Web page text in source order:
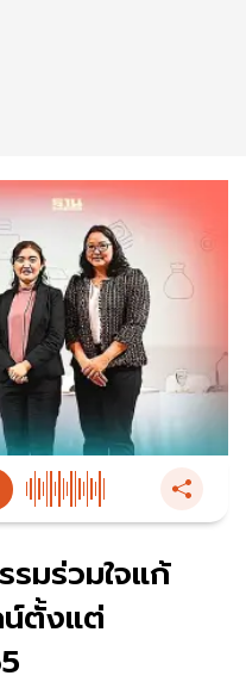
มร่วมใจแก้
น์ตั้งแต่